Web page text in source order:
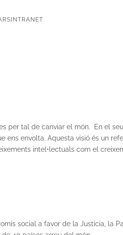
INTRANET
per tal de canviar el món. En el
envolta. Aquesta visió és un
intel•lectuals com el
social a favor de la Justícia, la